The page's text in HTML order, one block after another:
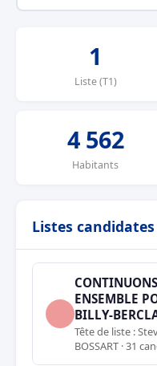
1
Liste (T1)
4 562
Habitants
Listes candidates
CONTINUONS
ENSEMBLE
BILLY-
Tête de liste :
BOSSART · 31